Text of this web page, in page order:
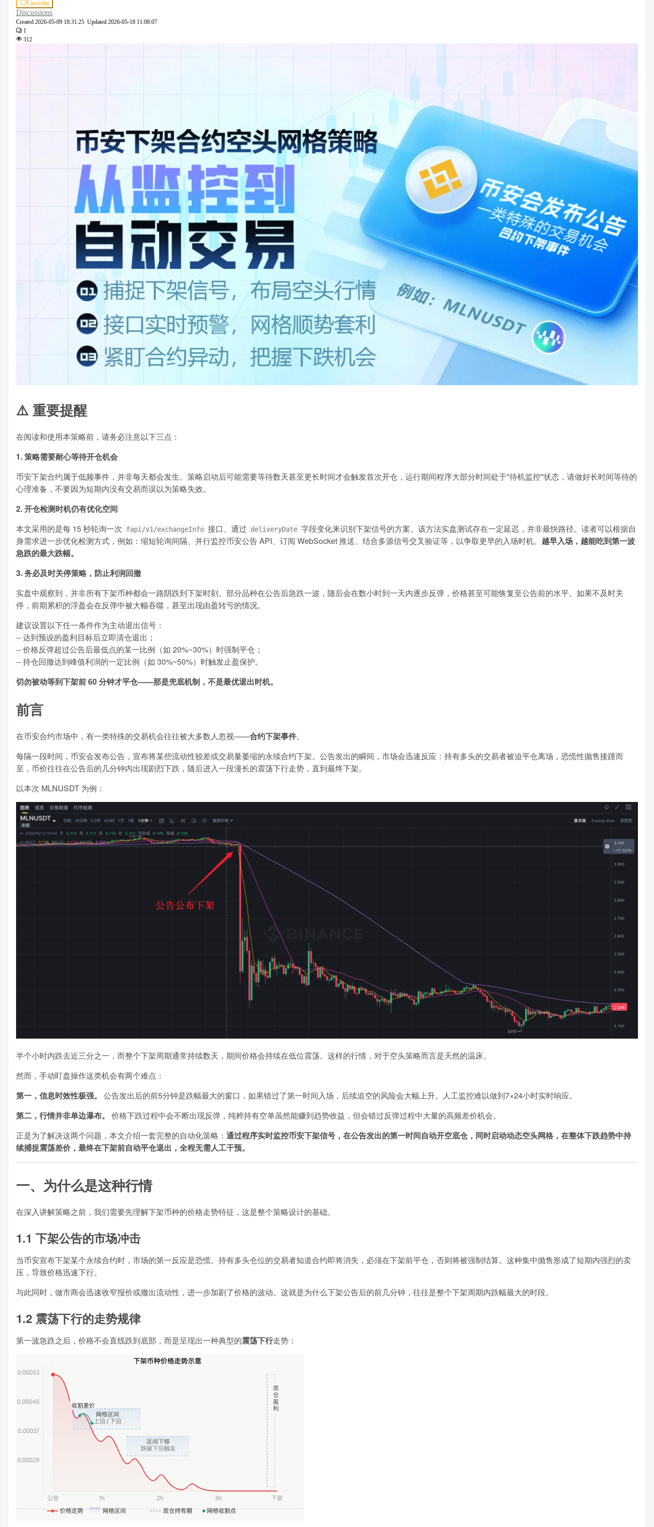
Favorite
Discussions
Created 2026-05-09 18:31:25 Updated 2026-05-18 11:08:07
1
312
⚠️ 重要提醒
在阅读和使用本策略前，请务必注意以下三点：
1. 策略需要耐心等待开仓机会
币安下架合约属于低频事件，并非每天都会发生。策略启动后可能需要等待数天甚至更长时间才会触发首次开仓，运行期间程序大部分时间处于"待机监控"状态，请做好长时间等待的
心理准备，不要因为短期内没有交易而误以为策略失效。
2. 开仓检测时机仍有优化空间
本文采用的是每 15 秒轮询一次
fapi/v1/exchangeInfo 接口、通过 deliveryDate 字段变化来识别下架信号的方案。该方法实盘测试存在一定延迟，并非最快路径。读者可以根据自
身需求进一步优化检测方式，例如：缩短轮询间隔、并行监控币安公告 API、订阅 WebSocket 推送、结合多源信号交叉验证等，以争取更早的入场时机。 越早入场，越能吃到第一波
急跌的最大跌幅。
3. 务必及时关停策略，防止利润回撤
实盘中观察到，并非所有下架币种都会一路阴跌到下架时刻。部分品种在公告后急跌一波，随后会在数小时到一天内逐步反弹，价格甚至可能恢复至公告前的水平。如果不及时关
停，前期累积的浮盈会在反弹中被大幅吞噬，甚至出现由盈转亏的情况。
建议设置以下任一条件作为主动退出信号：
-- 达到预设的盈利目标后立即清仓退出；
-- 价格反弹超过公告后最低点的某一比例（如 20%~30%）时强制平仓；
-- 持仓回撤达到峰值利润的一定比例（如 30%~50%）时触发止盈保护。
切勿被动等到下架前 60 分钟才平仓——那是兜底机制，不是最优退出时机。
前言
在币安合约市场中，有一类特殊的交易机会往往被大多数人忽视——合约下架事件。
每隔一段时间，币安会发布公告，宣布将某些流动性较差或交易量萎缩的永续合约下架。公告发出的瞬间，市场会迅速反应：持有多头的交易者被迫平仓离场，恐慌性抛售接踵而
至，币价往往在公告后的几分钟内出现剧烈下跌，随后进入一段漫长的震荡下行走势，直到最终下架。
以本次 MLNUSDT 为例：
半个小时内跌去近三分之一，而整个下架周期通常持续数天，期间价格会持续在低位震荡。这样的行情，对于空头策略而言是天然的温床。
然而，手动盯盘操作这类机会有两个难点：
第一，信息时效性极强。
公告发出后的前5分钟是跌幅最大的窗口，如果错过了第一时间入场，后续追空的风险会大幅上升。人工监控难以做到7×24小时实时响应。
第二，行情并非单边瀑布。
价格下跌过程中会不断出现反弹，纯粹持有空单虽然能赚到趋势收益，但会错过反弹过程中大量的高频差价机会。
正是为了解决这两个问题，本文介绍一套完整的自动化策略： 通过程序实时监控币安下架信号，在公告发出的第一时间自动开空底仓，同时启动动态空头网格，在整体下跌趋势中持
续捕捉震荡差价，最终在下架前自动平仓退出，全程无需人工干预。
一、为什么是这种行情
在深入讲解策略之前，我们需要先理解下架币种的价格走势特征，这是整个策略设计的基础。
1.1 下架公告的市场冲击
当币安宣布下架某个永续合约时，市场的第一反应是恐慌。持有多头仓位的交易者知道合约即将消失，必须在下架前平仓，否则将被强制结算。这种集中抛售形成了短期内强烈的卖
压，导致价格迅速下行。
与此同时，做市商会迅速收窄报价或撤出流动性，进一步加剧了价格的波动。这就是为什么下架公告后的前几分钟，往往是整个下架周期内跌幅最大的时段。
1.2 震荡下行的走势规律
第一波急跌之后，价格不会直线跌到底部，而是呈现出一种典型的震荡下行走势：